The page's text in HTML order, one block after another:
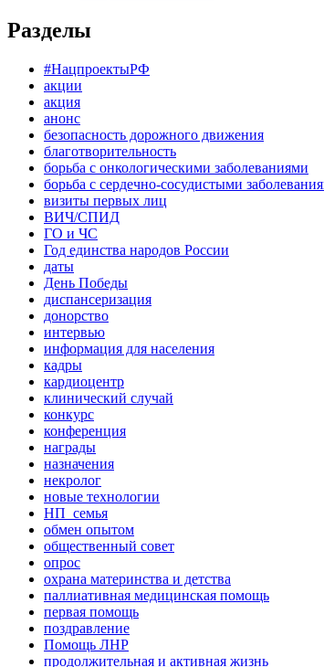
Разделы
#НацпроектыРФ
акции
акция
анонс
безопасность дорожного движения
благотворительность
борьба с онкологическими заболеваниями
борьба с сердечно-сосудистыми
визиты первых лиц
ВИЧ/СПИД
ГО и ЧС
Год единства народов России
даты
День Победы
диспансеризация
донорство
интервью
информация для населения
кадры
кардиоцентр
клинический случай
конкурс
конференция
награды
назначения
некролог
новые технологии
НП_семья
обмен опытом
общественный совет
опрос
охрана материнства и детства
паллиативная медицинская помощь
первая помощь
поздравление
Помощь ЛНР
продолжительная и активная жизнь